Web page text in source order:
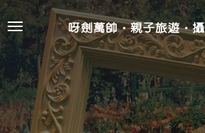
Toggle
navigation
呀劍萬帥‧親子旅遊‧